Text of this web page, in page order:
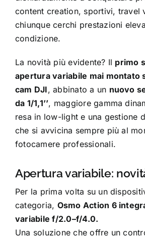
content creation, sportivi, travel
chiunque cerchi prestazioni
condizione.
La novità più evidente? Il primo
apertura variabile mai montato
cam DJI, abbinato a un nuovo
da 1/1,1’’, maggiore gamma
resa in low-light e una gestione
che si avvicina sempre più al
fotocamere professionali.
Apertura variabile:
Per la prima volta su un
categoria, Osmo Action 6
variabile f/2.0–f/4.0.
Una soluzione che offre un